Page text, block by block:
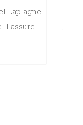
Laplagne-
Lassure